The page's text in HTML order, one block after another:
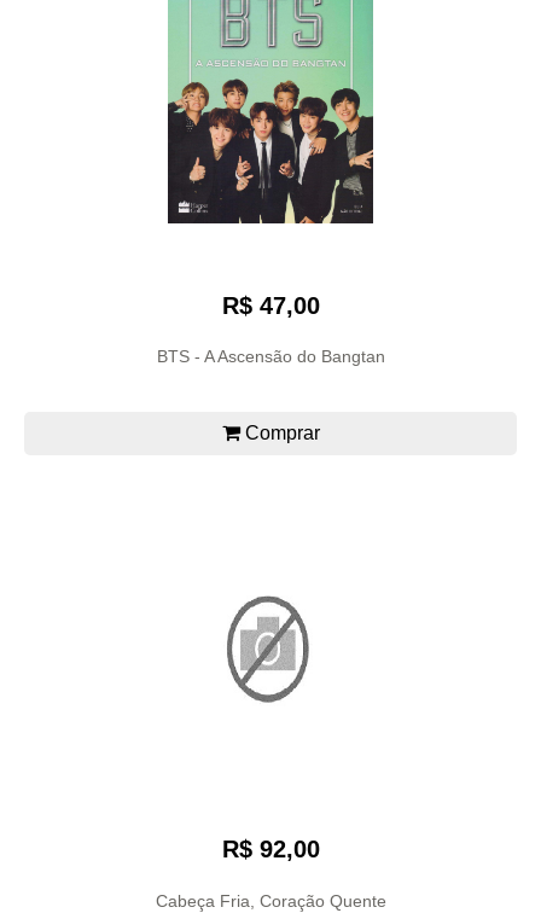
R$ 47,00
BTS - A Ascensão do Bangtan
Comprar
R$ 92,00
Cabeça Fria, Coração Quente